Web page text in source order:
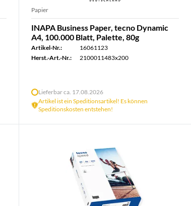
Papier
INAPA Business Paper, tecno Dynamic
A4, 100.000 Blatt, Palette, 80g
Artikel-Nr.:
16061123
Herst.-Art.-Nr.:
2100011483x200
Lieferbar ca. 17.08.2026
Artikel ist ein Speditionsartikel! Es können
Speditionskosten entstehen!